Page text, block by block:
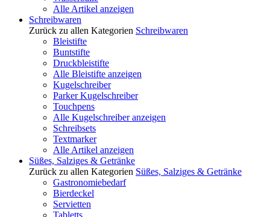
Alle Artikel anzeigen
Schreibwaren
Zurück zu allen Kategorien Schreibwaren
Bleistifte
Buntstifte
Druckbleistifte
Alle Bleistifte anzeigen
Kugelschreiber
Parker Kugelschreiber
Touchpens
Alle Kugelschreiber anzeigen
Schreibsets
Textmarker
Alle Artikel anzeigen
Süßes, Salziges & Getränke
Zurück zu allen Kategorien Süßes, Salziges & Getränke
Gastronomiebedarf
Bierdeckel
Servietten
Tabletts